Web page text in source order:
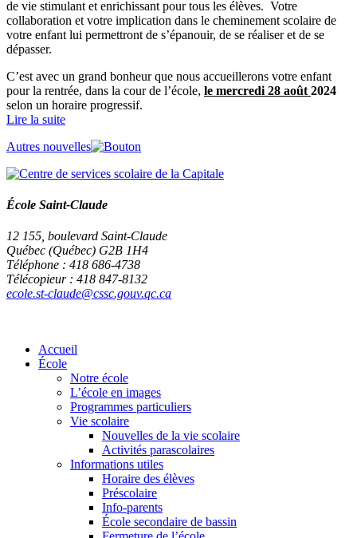
de vie stimulant et enrichissant pour tous les élèves. Votre
collaboration et votre implication dans le cheminement scolaire de
votre enfant lui permettront de s’épanouir, de se réaliser et de se
dépasser.
C’est avec un grand bonheur que nous accueillerons votre enfant
pour la rentrée, dans la cour de l’école, le mercredi 28 août 2024
selon un horaire progressif.
Lire la suite
Autres nouvelles
École Saint-Claude
12 155, boulevard Saint-Claude
Québec (Québec) G2B 1H4
Téléphone : 418 686-4738
Télécopieur : 418 847-8132
ecole.st-claude@cssc.gouv.qc.ca
Accueil
École
Notre école
L’école en images
Programmes particuliers
Vie scolaire
Nouvelles de la vie scolaire
Activités parascolaires
Informations utiles
Horaire des élèves
Préscolaire
Info-parents
École secondaire de bassin